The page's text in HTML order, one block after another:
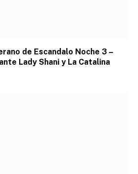
de Escandalo Noche 3 –
Lady Shani y La Catalina